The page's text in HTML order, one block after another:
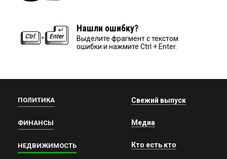
Нашли ошибку?
Выделите фрагмент с текстом
ошибки и нажмите Ctrl + Enter.
ПОЛИТИКА
ФИНАНСЫ
НЕДВИЖИМОСТЬ
Свежий выпуск
Медиа
Кто есть кто